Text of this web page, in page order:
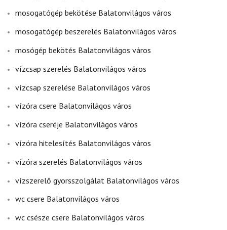
mosogatógép bekötése Balatonvilágos város
mosogatógép beszerelés Balatonvilágos város
mosógép bekötés Balatonvilágos város
vízcsap szerelés Balatonvilágos város
vízcsap szerelése Balatonvilágos város
vízóra csere Balatonvilágos város
vízóra cseréje Balatonvilágos város
vízóra hitelesítés Balatonvilágos város
vízóra szerelés Balatonvilágos város
vízszerelő gyorsszolgálat Balatonvilágos város
wc csere Balatonvilágos város
wc csésze csere Balatonvilágos város